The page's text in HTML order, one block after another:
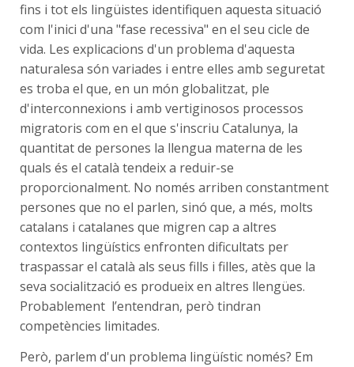
fins i tot els lingüistes identifiquen aquesta situació
com l'inici d'una "fase recessiva" en el seu cicle de
vida. Les explicacions d'un problema d'aquesta
naturalesa són variades i entre elles amb seguretat
es troba el que, en un món globalitzat, ple
d'interconnexions i amb vertiginosos processos
migratoris com en el que s'inscriu Catalunya, la
quantitat de persones la llengua materna de les
quals és el català tendeix a reduir-se
proporcionalment. No només arriben constantment
persones que no el parlen, sinó que, a més, molts
catalans i catalanes que migren cap a altres
contextos lingüístics enfronten dificultats per
traspassar el català als seus fills i filles, atès que la
seva socialització es produeix en altres llengües.
Probablement l’entendran, però tindran
competències limitades.
Però, parlem d'un problema lingüístic només? Em